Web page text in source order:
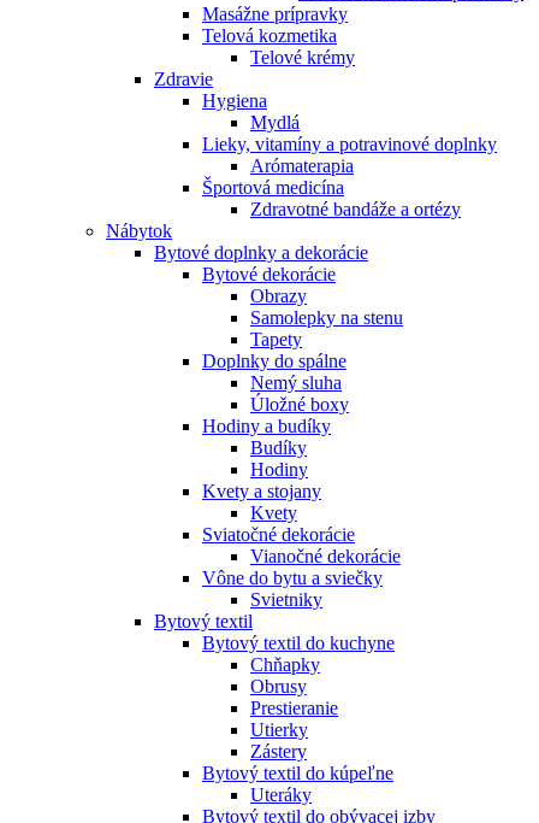
Masážne prípravky
Telová kozmetika
Telové krémy
Zdravie
Hygiena
Mydlá
Lieky, vitamíny a potravinové doplnky
Arómaterapia
Športová medicína
Zdravotné bandáže a ortézy
Nábytok
Bytové doplnky a dekorácie
Bytové dekorácie
Obrazy
Samolepky na stenu
Tapety
Doplnky do spálne
Nemý sluha
Úložné boxy
Hodiny a budíky
Budíky
Hodiny
Kvety a stojany
Kvety
Sviatočné dekorácie
Vianočné dekorácie
Vône do bytu a sviečky
Svietniky
Bytový textil
Bytový textil do kuchyne
Chňapky
Obrusy
Prestieranie
Utierky
Zástery
Bytový textil do kúpeľne
Uteráky
Bytový textil do obývacej izby